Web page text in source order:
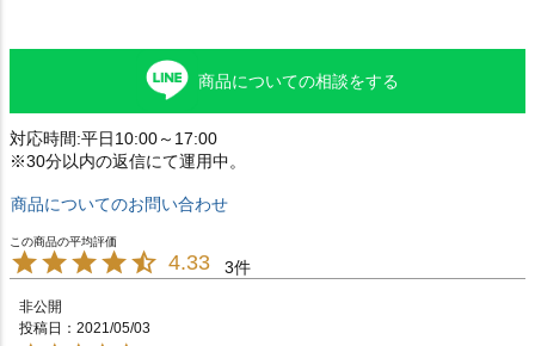
商品についての相談をする
対応時間:平日10:00～17:00
※30分以内の返信にて運用中。
商品についてのお問い合わせ
4.33 3
非公開
投稿日
2021/05/03